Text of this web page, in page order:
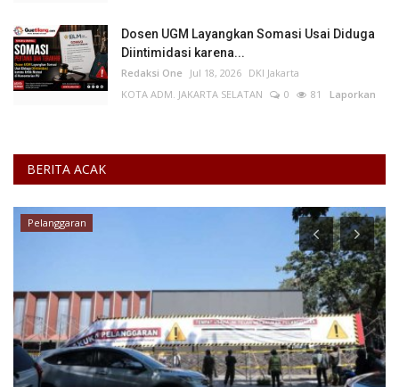
Dosen UGM Layangkan Somasi Usai Diduga
Diintimidasi karena...
Redaksi One Jul 18, 2026 DKI Jakarta
KOTA ADM. JAKARTA SELATAN
0 81 Laporkan
BERITA ACAK
Jawa Timur